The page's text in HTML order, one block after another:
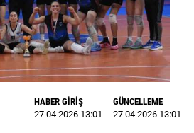
HABER GİRİŞ
27 04 2026 13:01
GÜNCELLEME
27 04 2026 13:01